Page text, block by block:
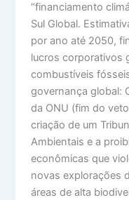
“financiamento
Sul Global.
por ano até 2050,
lucros corporativos
combustíveis
governança global:
da ONU (fim do
criação de um
Ambientais e a
econômicas que
novas explorações
áreas de alta